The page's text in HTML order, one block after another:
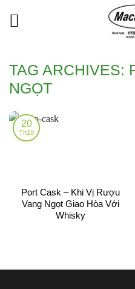
TAG ARCHIVES:
NGỌT
Port Cask – Khi Vị Rượu
Vang Ngọt Giao Hòa Với
Whisky
20
Th10